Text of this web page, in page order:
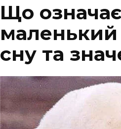
Що
маленький
сну та